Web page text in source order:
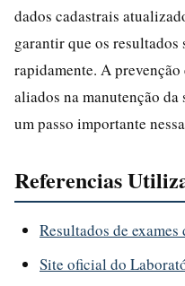
dados cadastrais
garantir que os resultados
rapidamente. A
aliados na manutenção da
um passo importante
Referencias
Resultados de
Site oficial do